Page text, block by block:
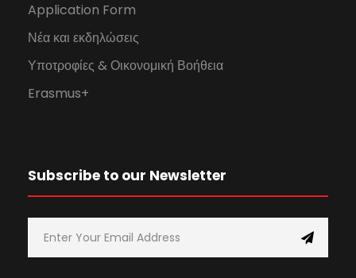
Application Form
Νέα και εκδηλώσεις
Υποτροφίες & Οικονομική Βοήθεια
Erasmus+
Subscribe to our Newsletter